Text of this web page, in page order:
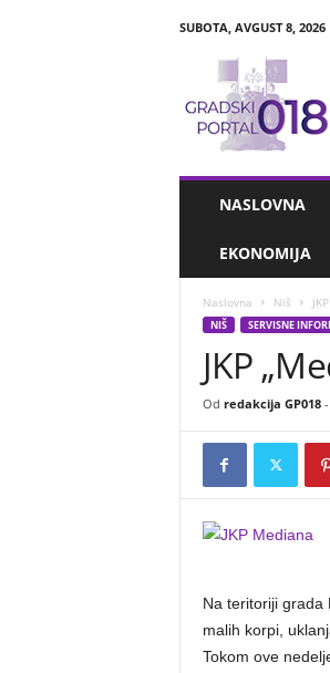
SUBOTA, AVGUST 8, 2026
NASLOVNA
EKONOMIJA
Naslovna Niš
NIŠ SERVISNE
JKP
Od redakcija GP018-
Na teritoriji grada
malih korpi,
Tokom ove